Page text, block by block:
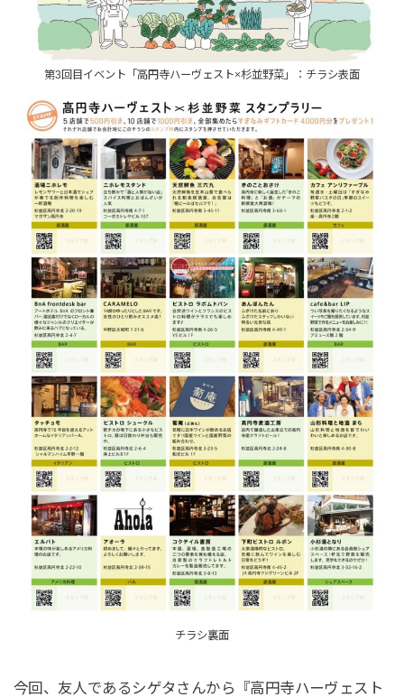
第3回目イベント「高円寺ハーヴェスト×杉並野菜」：チラシ表面
チラシ裏面
今回、友人であるシゲタさんから『高円寺ハーヴェスト